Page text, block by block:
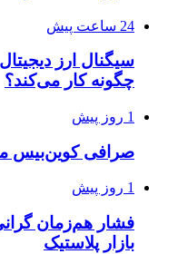
24 ساعت پیش
سیگنال ارز
چگونه کار می‌کند؟
1 روز پیش
صرافی کوین‌بیس معاملات ۶ رمزارز
1 روز پیش
فشار هم‌زمان
بازار پلاستیک